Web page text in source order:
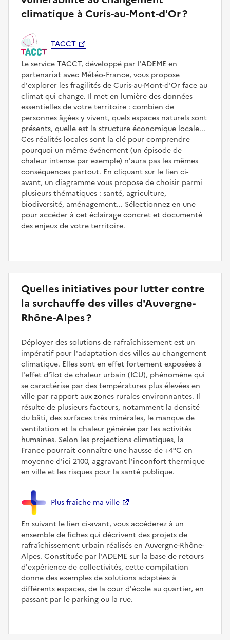
climatique à Curis-au-Mont-d'Or ?
TACCT
Le service TACCT, développé par l'ADEME en
partenariat avec Météo‑France, vous propose
d'explorer les fragilités de Curis-au-Mont-d'Or face au
climat qui change. Il met en lumière des données
essentielles de votre territoire : combien de
personnes âgées y vivent, quels espaces naturels sont
présents, quelle est la structure économique locale...
Ces réalités locales sont la clé pour comprendre
pourquoi un même événement (un épisode de
chaleur intense par exemple) n'aura pas les mêmes
conséquences partout. En cliquant sur le lien ci-
avant, un diagramme vous propose de choisir parmi
plusieurs thématiques : santé, agriculture,
biodiversité, aménagement... Sélectionnez en une
pour accéder à cet éclairage concret et documenté
des enjeux de votre territoire.
Quelles initiatives pour lutter contre
la surchauffe des villes d'Auvergne-
Rhône-Alpes ?
Déployer des solutions de rafraîchissement est un
impératif pour l'adaptation des villes au changement
climatique. Elles sont en effet fortement exposées à
l'effet d'îlot de chaleur urbain (ICU), phénomène qui
se caractérise par des températures plus élevées en
ville par rapport aux zones rurales environnantes. Il
résulte de plusieurs facteurs, notamment la densité
du bâti, des surfaces très minérales, le manque de
ventilation et la chaleur générée par les activités
humaines. Selon les projections climatiques, la
France pourrait connaître une hausse de +4°C en
moyenne d'ici 2100, aggravant l'inconfort thermique
en ville et les risques pour la santé publique.
Plus fraîche ma ville
En suivant le lien ci-avant, vous accéderez à un
ensemble de fiches qui décrivent des projets de
rafraîchissement urbain réalisés en Auvergne-Rhône-
Alpes. Constituée par l'ADEME sur la base de retours
d'expérience de collectivités, cette compilation
donne des exemples de solutions adaptées à
différents espaces, de la cour d'école au quartier, en
passant par le parking ou la rue.